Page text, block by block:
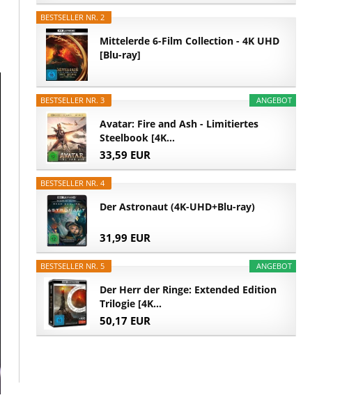
BESTSELLER NR. 2
Mittelerde 6-Film Collection - 4K UHD
[Blu-ray]
ANGEBOT
BESTSELLER NR. 3
Avatar: Fire and Ash - Limitiertes
Steelbook [4K...
33,59 EUR
BESTSELLER NR. 4
Der Astronaut (4K-UHD+Blu-ray)
31,99 EUR
ANGEBOT
BESTSELLER NR. 5
Der Herr der Ringe: Extended Edition
Trilogie [4K...
50,17 EUR